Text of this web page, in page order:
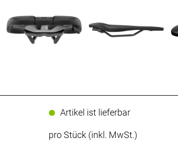
Artikel ist lieferbar
pro Stück (inkl. MwSt.)